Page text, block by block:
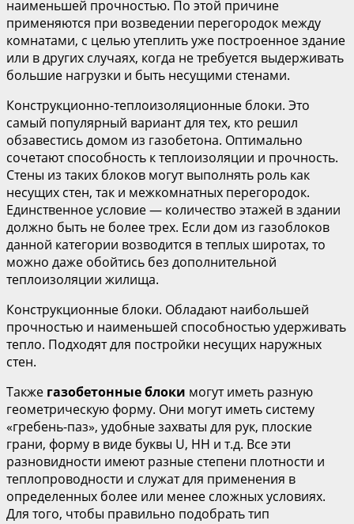
наименьшей прочностью. По этой причине
применяются при возведении перегородок между
комнатами, с целью утеплить уже построенное здание
или в других случаях, когда не требуется выдерживать
большие нагрузки и быть несущими стенами.
Конструкционно-теплоизоляционные блоки. Это
самый популярный вариант для тех, кто решил
обзавестись домом из газобетона. Оптимально
сочетают способность к теплоизоляции и прочность.
Стены из таких блоков могут выполнять роль как
несущих стен, так и межкомнатных перегородок.
Единственное условие — количество этажей в здании
должно быть не более трех. Если дом из газоблоков
данной категории возводится в теплых широтах, то
можно даже обойтись без дополнительной
теплоизоляции жилища.
Конструкционные блоки. Обладают наибольшей
прочностью и наименьшей способностью удерживать
тепло. Подходят для постройки несущих наружных
стен.
Также газобетонные блоки могут иметь разную
геометрическую форму. Они могут иметь систему
«гребень-паз», удобные захваты для рук, плоские
грани, форму в виде буквы U, НН и т.д. Все эти
разновидности имеют разные степени плотности и
теплопроводности и служат для применения в
определенных более или менее сложных условиях.
Для того, чтобы правильно подобрать тип